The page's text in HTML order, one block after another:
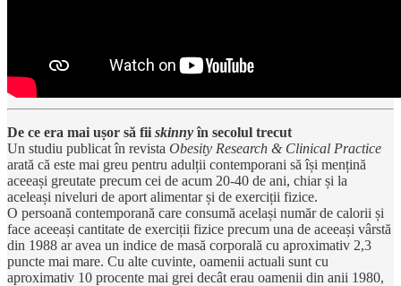
De ce era mai ușor să fii skinnyîn secolul trecut
Un studiu publicat în revista Obesity Research & Clinical Practice
arată că este mai greu pentru adulții contemporani să își mențină
aceeași greutate precum cei de acum 20-40 de ani, chiar și la
aceleași niveluri de aport alimentar și de exerciții fizice.
O persoană contemporană care consumă același număr de calorii și
face aceeași cantitate de exerciții fizice precum una de aceeași vârstă
din 1988 ar avea un indice de masă corporală cu aproximativ 2,3
puncte mai mare. Cu alte cuvinte, oamenii actuali sunt cu
aproximativ 10 procente mai grei decât erau oamenii din anii 1980,